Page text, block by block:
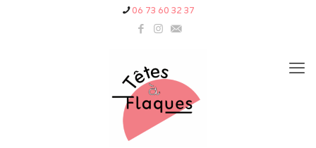
06 73 60 32 37